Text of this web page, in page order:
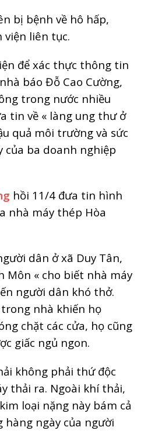
bị bệnh về hô hấp,
viện liên tục.
để xác thực thông tin
báo Đỗ Cao Cường,
trong nước nhiều
tin về « làng ung thư ở
quả môi trường và sức
của ba doanh nghiệp
hồi 11/4 đưa tin hình
nhà máy thép Hòa
dân ở xã Duy Tân,
Môn « cho biết nhà máy
người dân khó thở.
nhà khiến họ
chặt các cửa, họ cũng
giấc ngủ ngon.
không phải thứ độc
thải ra. Ngoài khí thải,
loại nặng này bám cả
hàng ngày của người